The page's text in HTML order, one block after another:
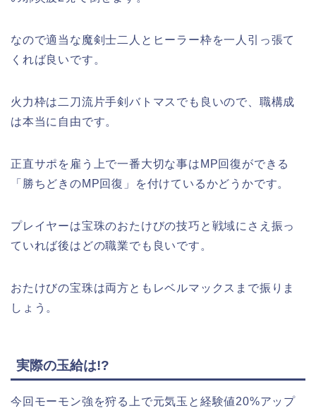
なので適当な魔剣士二人とヒーラー枠を一人引っ張て
くれば良いです。
火力枠は二刀流片手剣バトマスでも良いので、職構成
は本当に自由です。
正直サポを雇う上で一番大切な事はMP回復ができる
「勝ちどきのMP回復」を付けているかどうかです。
プレイヤーは宝珠のおたけびの技巧と戦域にさえ振っ
ていれば後はどの職業でも良いです。
おたけびの宝珠は両方ともレベルマックスまで振りま
しょう。
実際の玉給は!?
今回モーモン強を狩る上で元気玉と経験値20%アップ